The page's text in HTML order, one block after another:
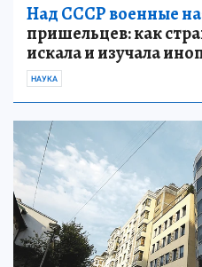
Над СССР военные
пришельцев: как
искала и изучала
НАУКА